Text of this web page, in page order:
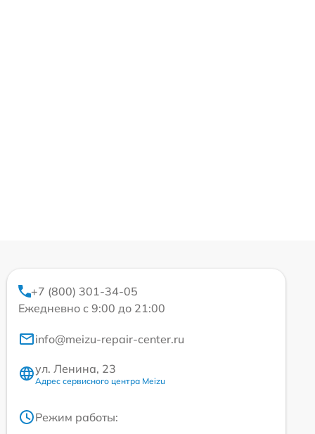
+7 (800) 301-34-05
Ежедневно с 9:00 до 21:00
info@meizu-repair-center.ru
ул. Ленина, 23
Адрес сервисного центра Meizu
Режим работы: